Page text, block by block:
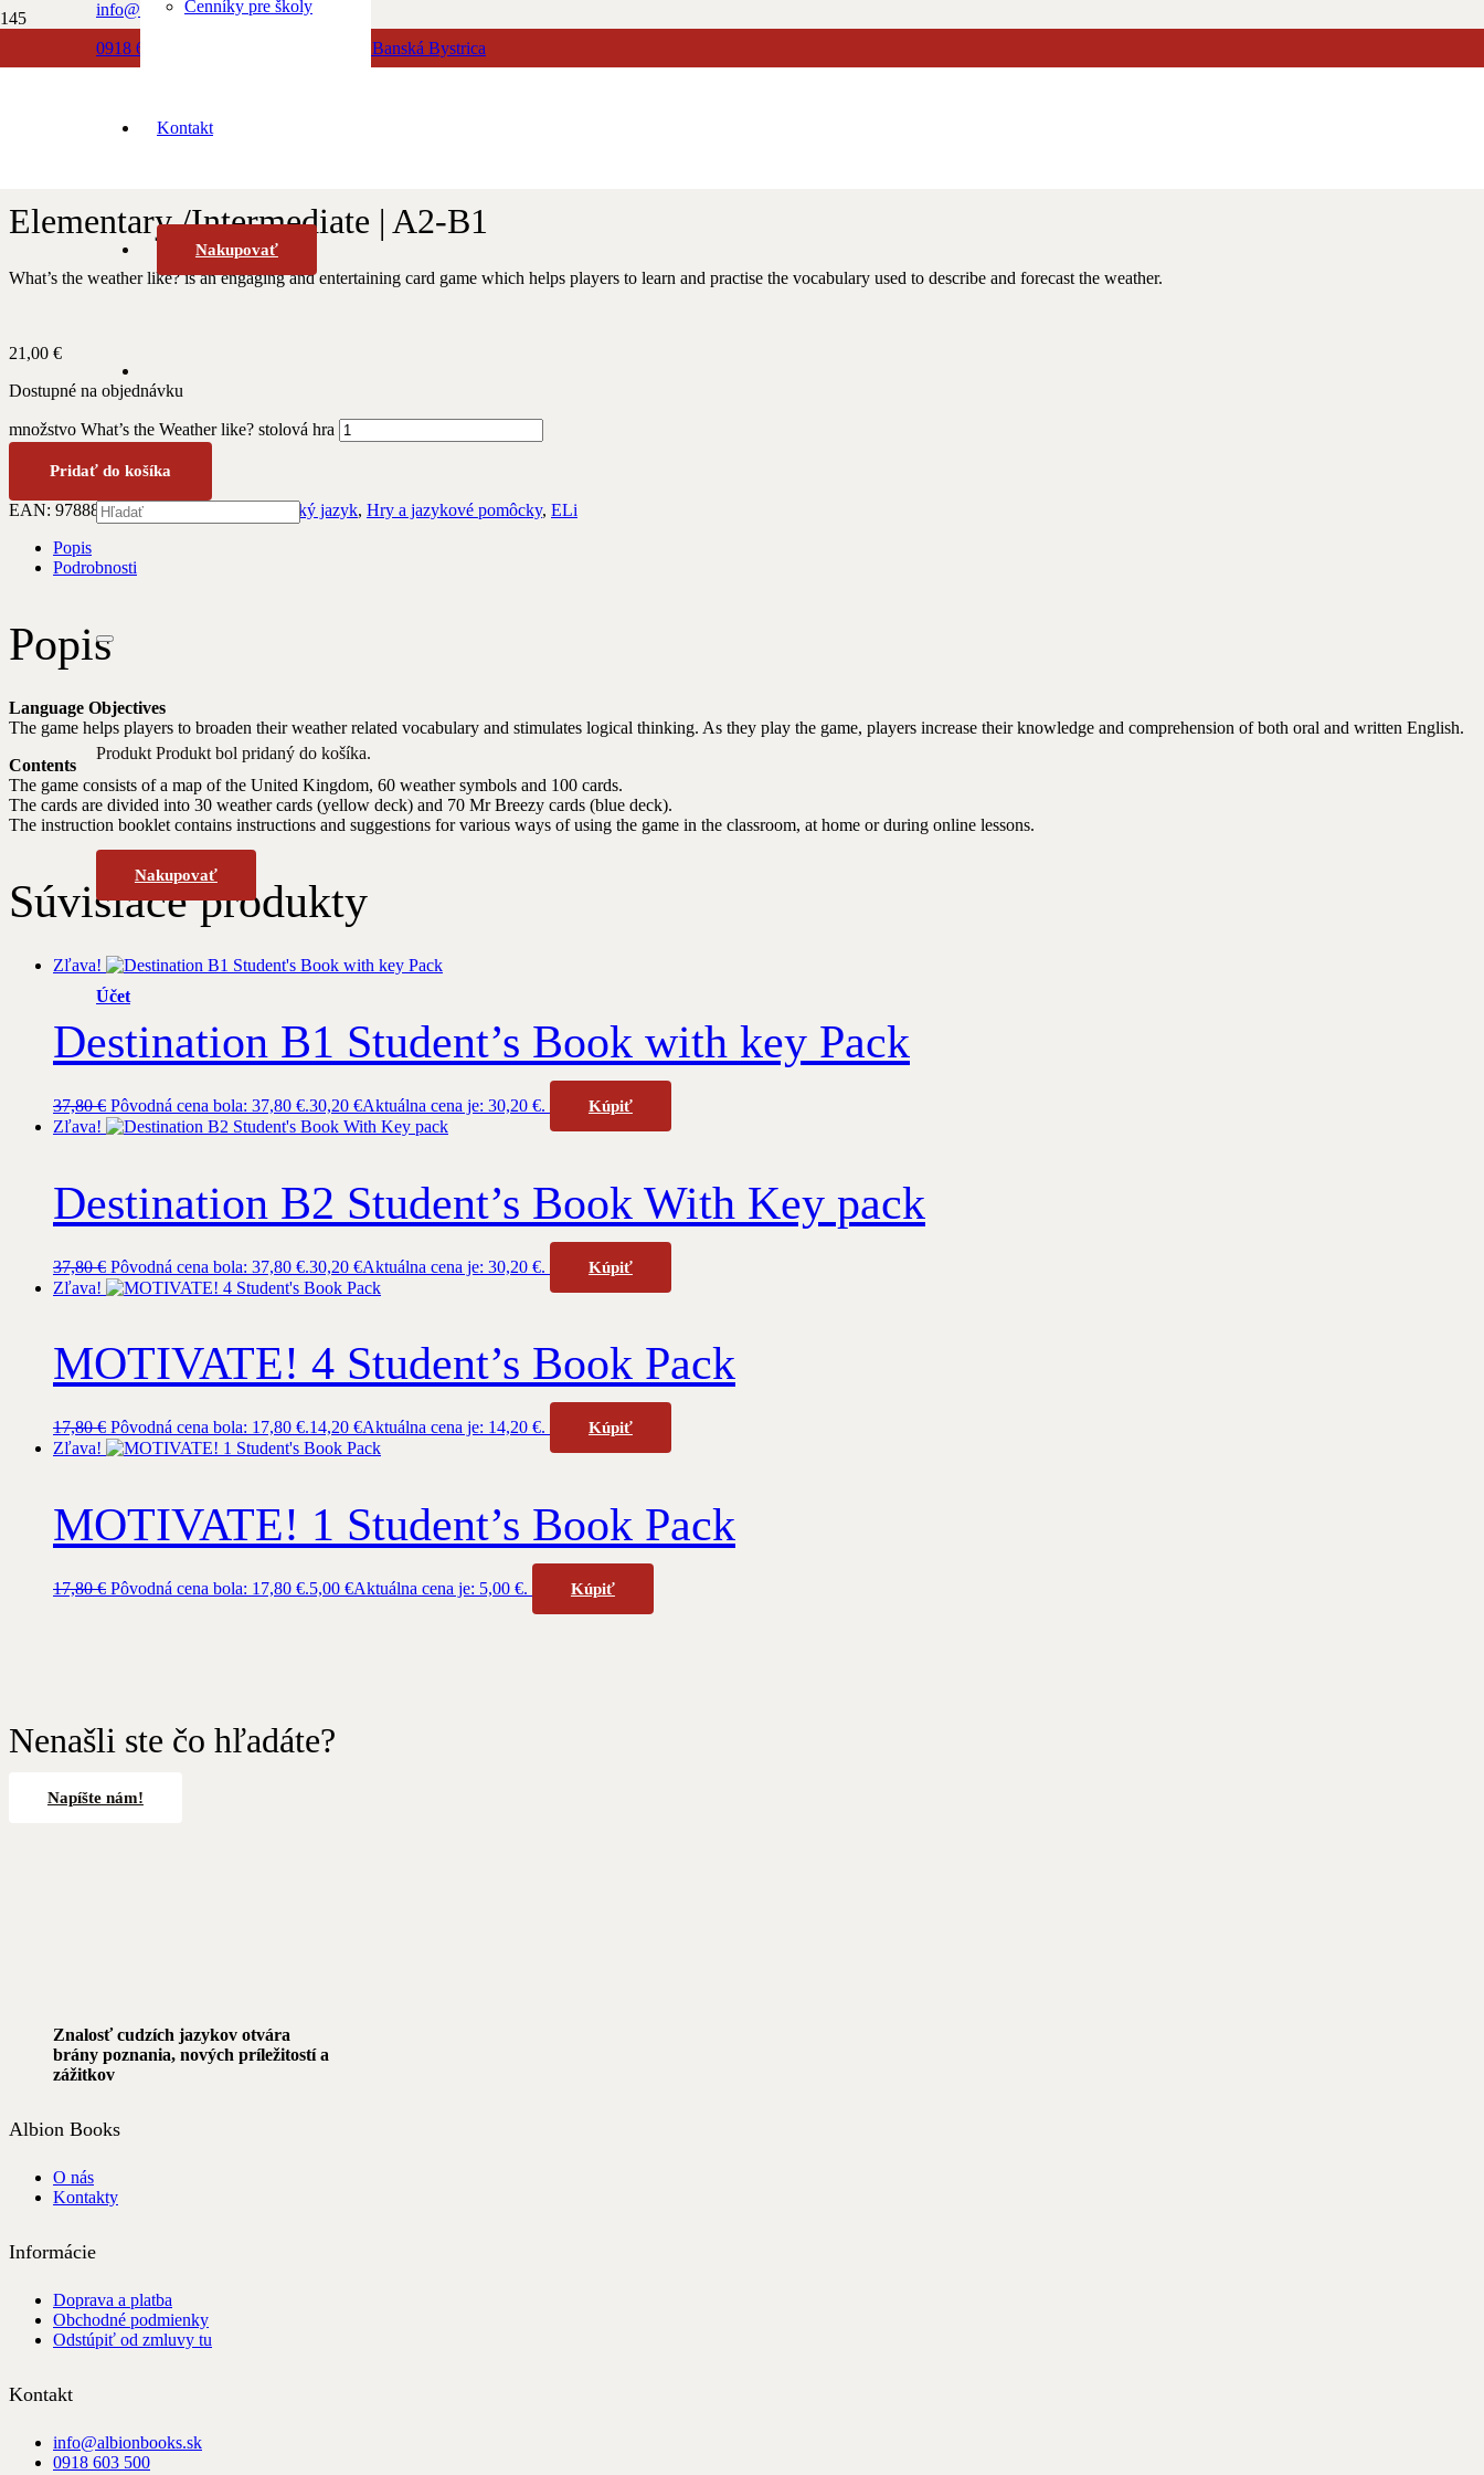
info@albionbooks.sk
0918 603 500 Dolná 23, 974 01 Banská Bystrica
Cenníky pre školy
Kontakt
Nakupovať
Produkt Produkt bol pridaný do košíka.
Nakupovať
Účet
Anglický jazyk / What’s the Weather like? stolová hra
What’s the Weather like? stolová hra
Elementary /Intermediate | A2-B1
What’s the weather like? is an engaging and entertaining card game which helps players to learn and practise the vocabulary used to describe and forecast the weather.
21,00 €
Dostupné na objednávku
množstvo What’s the Weather like? stolová hra
Pridať do košíka
EAN: 9788853640185 Anglický jazyk, Hry a jazykové pomôcky, ELi
Popis
Podrobnosti
Popis
Language Objectives
The game helps players to broaden their weather related vocabulary and stimulates logical thinking. As they play the game, players increase their knowledge and comprehension of both oral and written English.
Contents
The game consists of a map of the United Kingdom, 60 weather symbols and 100 cards.
The cards are divided into 30 weather cards (yellow deck) and 70 Mr Breezy cards (blue deck).
The instruction booklet contains instructions and suggestions for various ways of using the game in the classroom, at home or during online lessons.
Súvisiace produkty
Zľava!
Destination B1 Student’s Book with key Pack
37,80€ Pôvodná cena bola: 37,80 €.30,20 €Aktuálna cena je: 30,20 €. Kúpiť
Zľava!
Destination B2 Student’s Book With Key pack
37,80€ Pôvodná cena bola: 37,80 €.30,20 €Aktuálna cena je: 30,20 €. Kúpiť
Zľava!
MOTIVATE! 4 Student’s Book Pack
17,80€ Pôvodná cena bola: 17,80 €.14,20 €Aktuálna cena je: 14,20 €. Kúpiť
Zľava!
MOTIVATE! 1 Student’s Book Pack
17,80€ Pôvodná cena bola: 17,80 €.5,00 €Aktuálna cena je: 5,00 €. Kúpiť
Nenašli ste čo hľadáte?
Napíšte nám!
Znalosť cudzích jazykov otvára
brány poznania, nových príležitostí a
zážitkov
Albion Books
O nás
Kontakty
Informácie
Doprava a platba
Obchodné podmienky
Odstúpiť od zmluvy tu
Kontakt
info@albionbooks.sk
0918 603 500